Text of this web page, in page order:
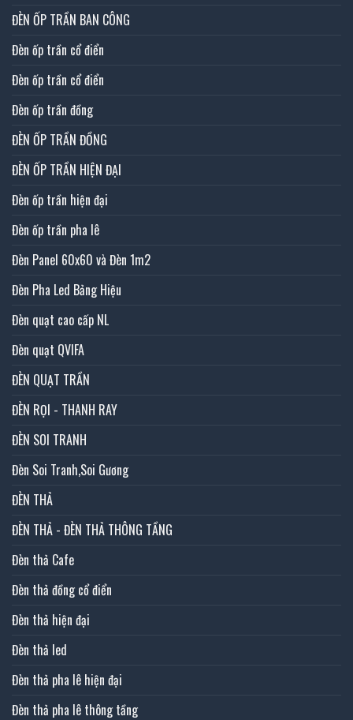
ĐÈN ỐP TRẦN BAN CÔNG
Đèn ốp trần cổ điển
Đèn ốp trần cổ điển
Đèn ốp trần đồng
ĐÈN ỐP TRẦN ĐỒNG
ĐÈN ỐP TRẦN HIỆN ĐẠI
Đèn ốp trần hiện đại
Đèn ốp trần pha lê
Đèn Panel 60x60 và Đèn 1m2
Đèn Pha Led Bảng Hiệu
Đèn quạt cao cấp NL
Đèn quạt QVIFA
ĐÈN QUẠT TRẦN
ĐÈN RỌI - THANH RAY
ĐÈN SOI TRANH
Đèn Soi Tranh,Soi Gương
ĐÈN THẢ
ĐÈN THẢ - ĐÈN THẢ THÔNG TẦNG
Đèn thả Cafe
Đèn thả đồng cổ điển
Đèn thả hiện đại
Đèn thả led
Đèn thả pha lê hiện đại
Đèn thả pha lê thông tầng